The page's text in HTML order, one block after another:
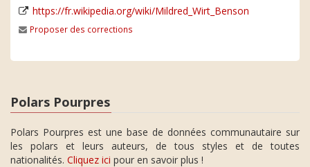
https://fr.wikipedia.org/wiki/Mildred_Wirt_Benson
Proposer des corrections
Polars Pourpres
Polars Pourpres est une base de données communautaire sur
les polars et leurs auteurs, de tous styles et de toutes
nationalités. Cliquez ici pour en savoir plus !